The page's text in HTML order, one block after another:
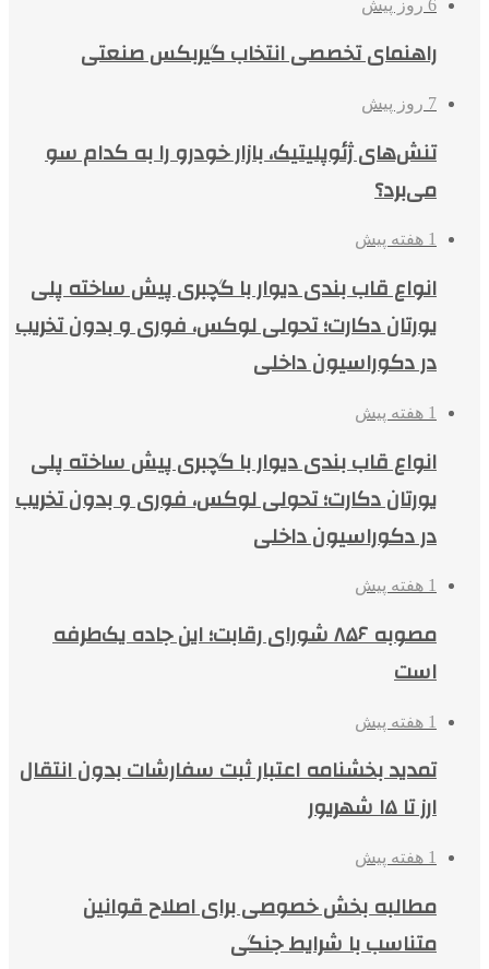
6 روز پیش
راهنمای تخصصی انتخاب گیربکس صنعتی
7 روز پیش
تنش‌های ژئوپلیتیک، بازار خودرو را به کدام سو
می‌برد؟
1 هفته پیش
انواع قاب بندی دیوار با گچبری پیش ساخته پلی
یورتان دکارت؛ تحولی لوکس، فوری و بدون تخریب
در دکوراسیون داخلی
1 هفته پیش
انواع قاب بندی دیوار با گچبری پیش ساخته پلی
یورتان دکارت؛ تحولی لوکس، فوری و بدون تخریب
در دکوراسیون داخلی
1 هفته پیش
مصوبه ۸۵۶ شورای رقابت؛ این جاده یک‌طرفه
است
1 هفته پیش
تمدید بخشنامه اعتبار ثبت سفارشات بدون انتقال
ارز تا ۱۵ شهریور
1 هفته پیش
مطالبه بخش خصوصی برای اصلاح قوانین
متناسب با شرایط جنگی